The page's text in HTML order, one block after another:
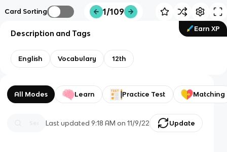
Card Sorting 1/109
Earn XP
Description and Tags
English Vocabulary 12th
All Modes Learn Practice Test Matching
Last updated9:18 AM on 11/9/22 Update